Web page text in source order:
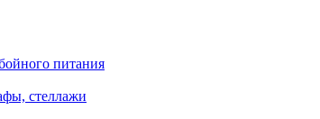
питания
стеллажи